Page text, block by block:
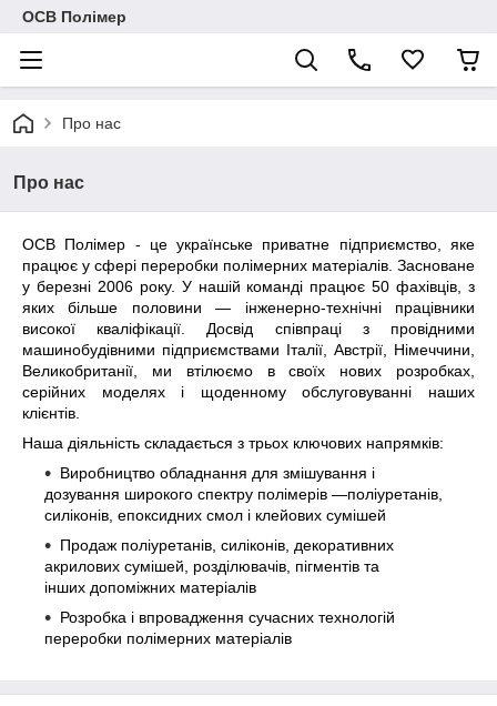
ОСВ Полімер
Про нас
Про нас
ОСВ Полімер - це українське приватне підприємство, яке
працює у сфері переробки полімерних матеріалів. Засноване
у березні 2006 року. У нашій команді працює 50 фахівців, з
яких більше половини — інженерно-технічні працівники
високої кваліфікації. Досвід співпраці з провідними
машинобудівними підприємствами Італії, Австрії, Німеччини,
Великобританії, ми втілюємо в своїх нових розробках,
серійних моделях і щоденному обслуговуванні наших
клієнтів.
Наша діяльність складається з трьох ключових напрямків:
Виробництво обладнання для змішування і
дозування широкого спектру полімерів —поліуретанів,
силіконів, епоксидних смол і клейових сумішей
Продаж поліуретанів, силіконів, декоративних
акрилових сумішей, розділювачів, пігментів та
інших допоміжних матеріалів
Розробка і впровадження сучасних технологій
переробки полімерних матеріалів